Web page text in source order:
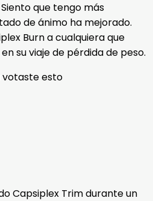
que tengo más
de ánimo ha mejorado.
Burn a cualquiera que
su viaje de pérdida de peso.
votaste esto
Capsiplex Trim durante un